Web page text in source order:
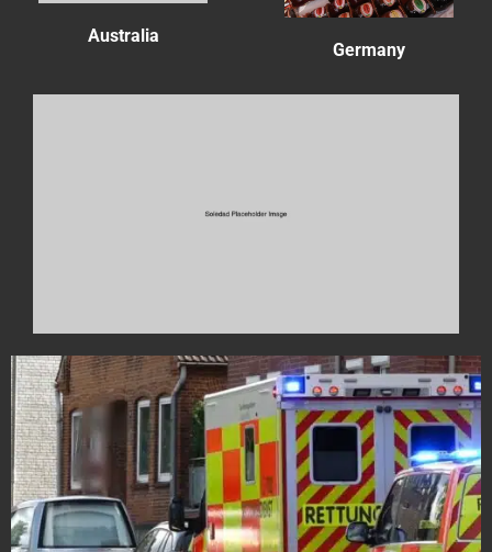
Australia
Germany